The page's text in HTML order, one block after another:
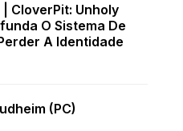
| CloverPit: Unholy
O Sistema De
A Identidade
(PC)